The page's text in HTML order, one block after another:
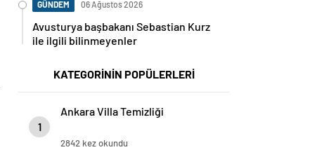
GÜNDEM 06 Ağustos 2026
Avusturya başbakanı Sebastian Kurz
ile ilgili bilinmeyenler
KATEGORİNİN POPÜLERLERİ
1
Ankara Villa Temizliği
2842 kez okundu